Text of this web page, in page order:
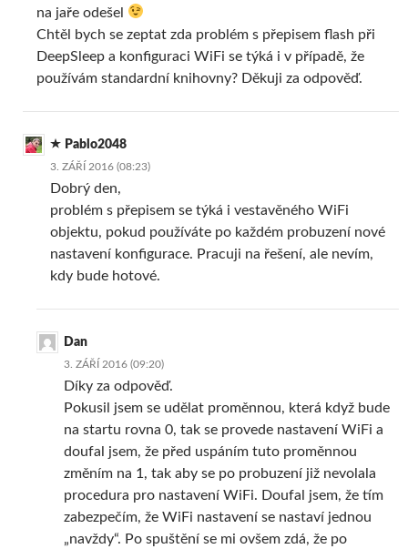
na jaře odešel
Chtěl bych se zeptat zda problém s přepisem flash při
DeepSleep a konfiguraci WiFi se týká i v případě, že
používám standardní knihovny? Děkuji za odpověď.
Pablo2048
3. ZÁŘÍ 2016 (08:23)
Dobrý den,
problém s přepisem se týká i vestavěného WiFi
objektu, pokud používáte po každém probuzení nové
nastavení konfigurace. Pracuji na řešení, ale nevím,
kdy bude hotové.
Dan
3. ZÁŘÍ 2016 (09:20)
Díky za odpověď.
Pokusil jsem se udělat proměnnou, která když bude
na startu rovna 0, tak se provede nastavení WiFi a
doufal jsem, že před uspáním tuto proměnnou
změním na 1, tak aby se po probuzení již nevolala
procedura pro nastavení WiFi. Doufal jsem, že tím
zabezpečím, že WiFi nastavení se nastaví jednou
„navždy“. Po spuštění se mi ovšem zdá, že po